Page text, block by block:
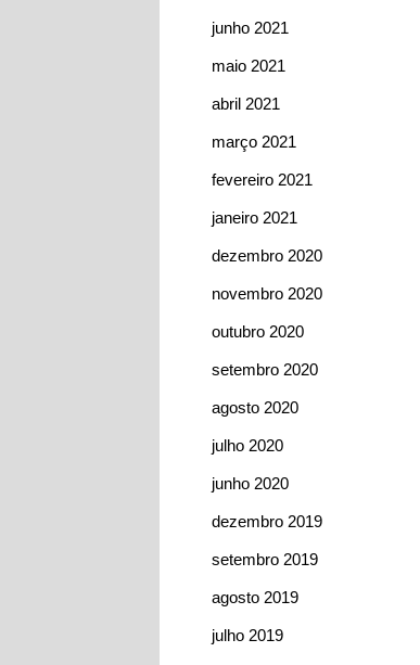
junho 2021
maio 2021
abril 2021
março 2021
fevereiro 2021
janeiro 2021
dezembro 2020
novembro 2020
outubro 2020
setembro 2020
agosto 2020
julho 2020
junho 2020
dezembro 2019
setembro 2019
agosto 2019
julho 2019